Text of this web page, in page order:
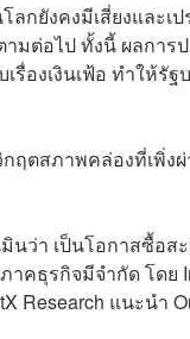
ลกยังคงมีเสี่ยงและ
ต่อไป ทั้งนี้ ผลการ
องเงินเฟ้อ ทำให้รั
ฤตสภาพคล่องที่เพิ่
นว่า เป็นโอกาสซื้อ
ธุรกิจมีจำกัด โดย
แนะนำ